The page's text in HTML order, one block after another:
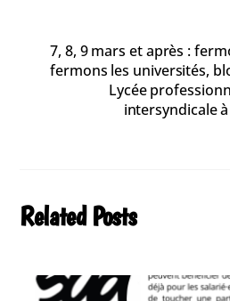
7, 8, 9 mars et après :
fermons les universités,
Lycée
intersyndicale
Related Posts